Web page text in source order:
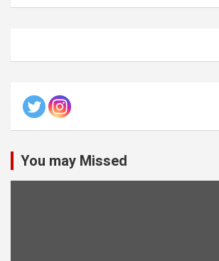
You may Missed